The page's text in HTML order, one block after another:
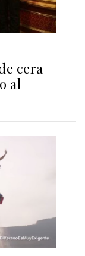
cera
al